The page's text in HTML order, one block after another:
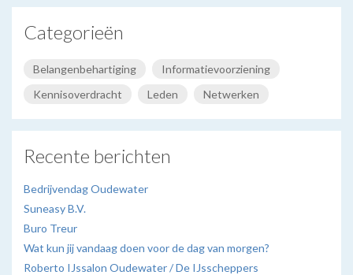
Categorieën
Belangenbehartiging
Informatievoorziening
Kennisoverdracht
Leden Netwerken
Recente berichten
Bedrijvendag Oudewater
Suneasy B.V.
Buro Treur
Wat kun jij vandaag doen voor de dag van morgen?
Roberto IJssalon Oudewater / De IJsscheppers